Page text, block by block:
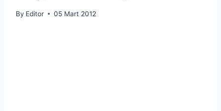
By Editor 05 Mart 2012